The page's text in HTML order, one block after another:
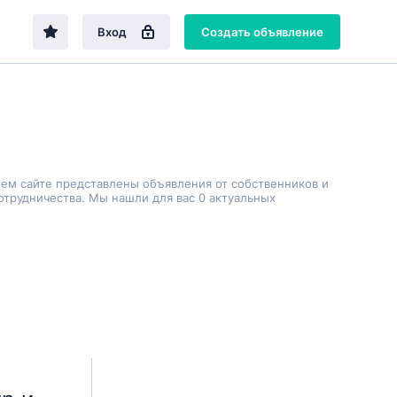
Вход Создать объявление
сайте представлены объявления от собственников и
Мы нашли для вас 0 актуальных